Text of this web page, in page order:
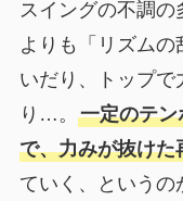
スイングの不調
よりも「リズム
いだり、トップで
り…。 一定のテ
で、力みが抜けた
ていく、というの